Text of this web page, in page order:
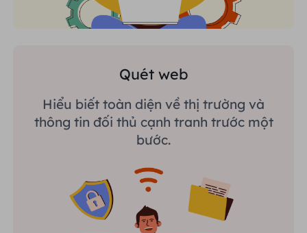
Quét web
Hiểu biết toàn diện về thị trường và
thông tin đối thủ cạnh tranh trước một
bước.